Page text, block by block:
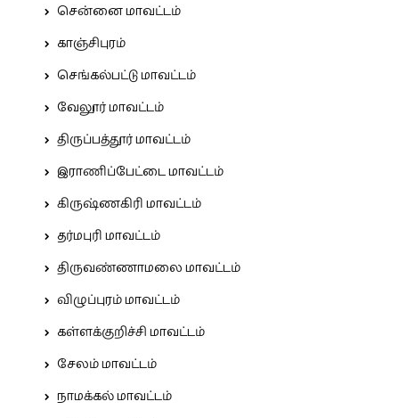
சென்னை மாவட்டம்
காஞ்சிபுரம்
செங்கல்பட்டு மாவட்டம்
வேலூர் மாவட்டம்
திருப்பத்தூர் மாவட்டம்
இராணிப்பேட்டை மாவட்டம்
கிருஷ்ணகிரி மாவட்டம்
தர்மபுரி மாவட்டம்
திருவண்ணாமலை மாவட்டம்
விழுப்புரம் மாவட்டம்
கள்ளக்குறிச்சி மாவட்டம்
சேலம் மாவட்டம்
நாமக்கல் மாவட்டம்